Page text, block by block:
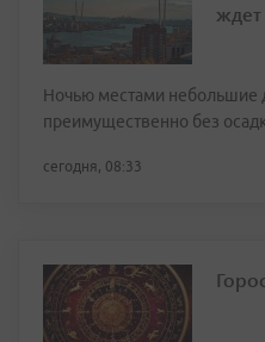
Ночью местами небольшие
преимущественно без
сегодня, 08:33